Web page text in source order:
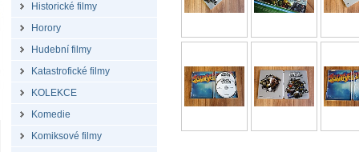
Historické filmy
Horory
Hudební filmy
Katastrofické filmy
KOLEKCE
Komedie
Komiksové filmy